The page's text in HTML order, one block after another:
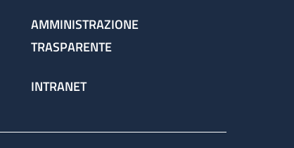
AMMINISTRAZIONE
TRASPARENTE
INTRANET